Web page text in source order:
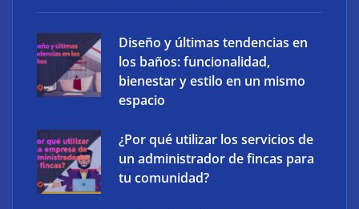
Diseño y últimas tendencias en
los baños: funcionalidad,
bienestar y estilo en un mismo
espacio
¿Por qué utilizar los servicios de
un administrador de fincas para
tu comunidad?